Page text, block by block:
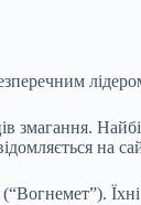
змагання.
на